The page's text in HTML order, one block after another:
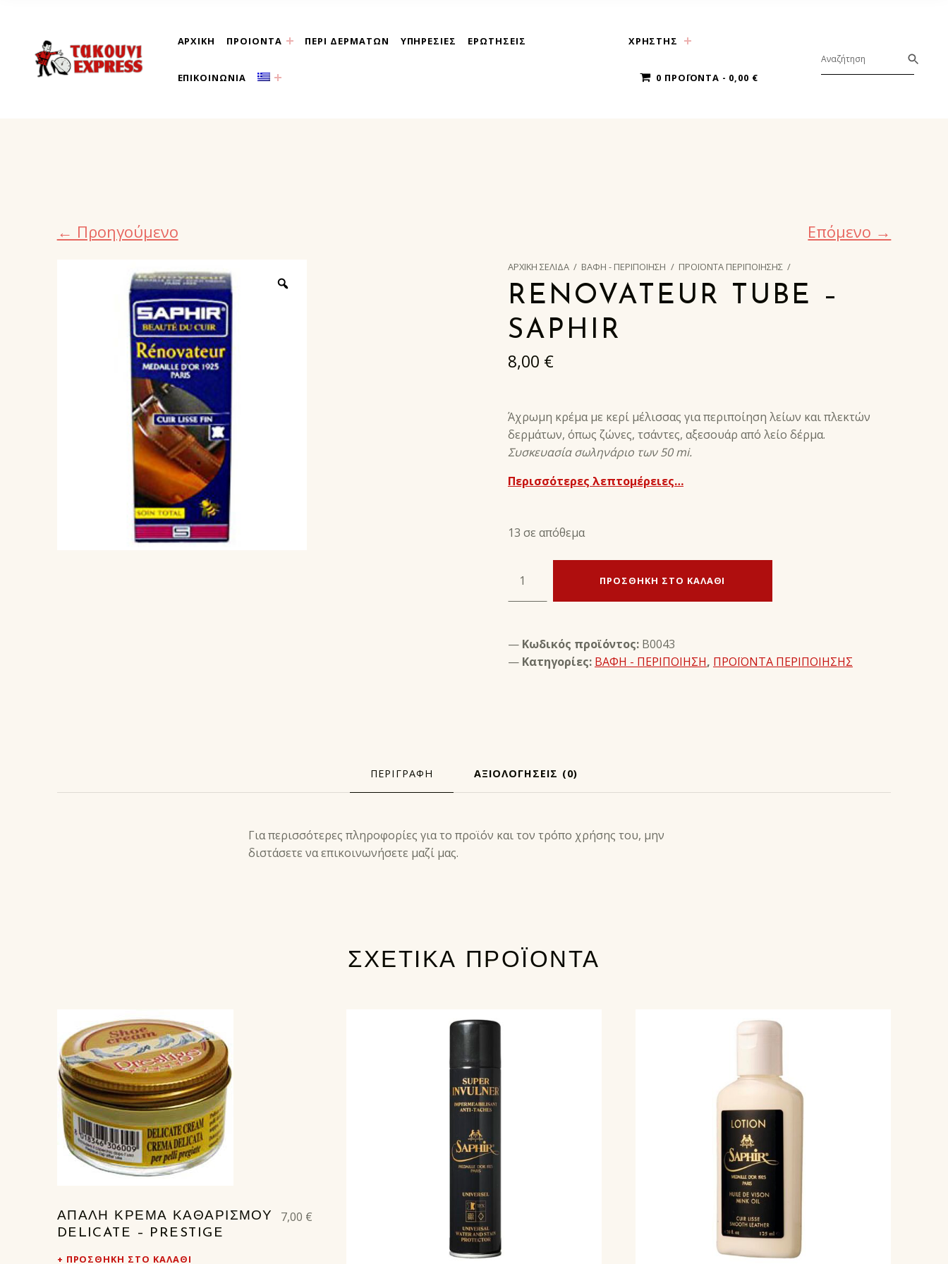
τακούνι εξπρές αθήνα-takoyni express athina
ΑΡΧΙΚΗ ΠΡΟΙΟΝΤΑ ΠΕΡΙ ΔΕΡΜΑΤΩΝ ΥΠΗΡΕΣΙΕΣ ΕΡΩΤΗΣΕΙΣ
ΕΠΙΚΟΙΝΩΝΙΑ
ΧΡΗΣΤΗΣ
0 ΠΡΟΪΌΝΤΑ 0,00 €
← Προηγούμενο Επόμενο →
ΑΡΧΙΚΉ ΣΕΛΊΔΑ / ΒΑΦΗ - ΠΕΡΙΠΟΙΗΣΗ / ΠΡΟΪΟΝΤΑ ΠΕΡΙΠΟΙΗΣΗΣ /
RENOVATEUR TUBE –
SAPHIR
8,00 €
Άχρωμη κρέμα με κερί μέλισσας για περιποίηση λείων και πλεκτών
δερμάτων, όπως ζώνες, τσάντες, αξεσουάρ από λείο δέρμα.
Συσκευασία σωληνάριο των 50 mi.
Περισσότερες λεπτομέρειες…
13 σε απόθεμα
renovateur tube - saphir ποσότητα
ΠΡΟΣΘΉΚΗ ΣΤΟ ΚΑΛΆΘΙ
Κωδικός προϊόντος: B0043
Κατηγορίες: ΒΑΦΗ - ΠΕΡΙΠΟΙΗΣΗ, ΠΡΟΪΟΝΤΑ ΠΕΡΙΠΟΙΗΣΗΣ
ΠΕΡΙΓΡΑΦΉ ΑΞΙΟΛΟΓΉΣΕΙΣ (0)
Για περισσότερες πληροφορίες για το προϊόν και τον τρόπο χρήσης του, μην
διστάσετε να επικοινωνήσετε μαζί μας.
ΣΧΕΤΙΚΆ ΠΡΟΪΌΝΤΑ
ΑΠΑΛΗ ΚΡΕΜΑ ΚΑΘΑΡΙΣΜΟΥ
DELICATE – PRESTIGE
7,00 €
ΠΡΟΣΘΉΚΗ ΣΤΟ ΚΑΛΆΘΙ